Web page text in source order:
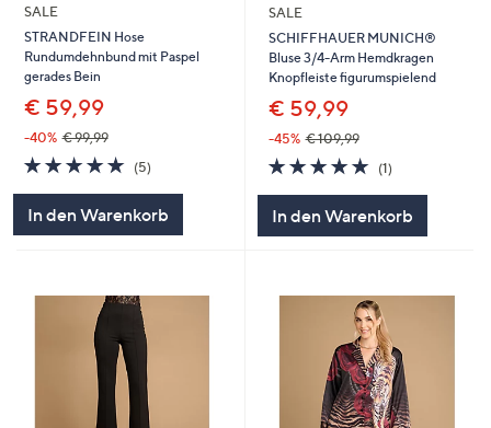
SALE
STRANDFEIN Hose
Rundumdehnbund mit Paspel
gerades Bein
€ 59,99
-40% € 99,99
5.0
von
(5)5
In den Warenkorb
SALE
SCHIFFHAUER MUNICH®
Bluse 3/4-Arm Hemdkragen
Knopfleiste figurumspielend
€ 59,99
-45% € 109,99
5.0
von
(1)1
In den Warenkorb